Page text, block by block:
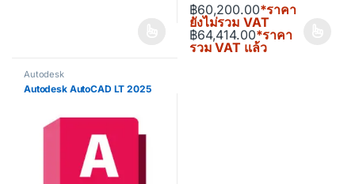
฿60,200.00*ราคา
ยังไม่รวม VAT
฿64,414.00*ราคา
รวม VAT แล้ว
This product has multiple
Autodesk
Autodesk AutoCAD LT 2025